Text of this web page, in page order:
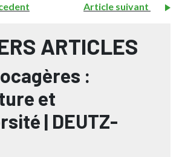
Article suivant
ARTICLES
:
et
| DEUTZ-